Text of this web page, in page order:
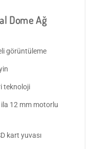
Dome Ağ
görüntüleme
teknoloji
12 mm motorlu
kart yuvası